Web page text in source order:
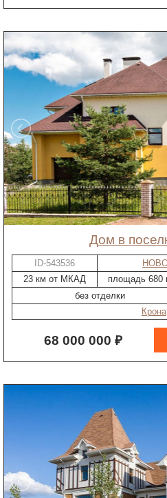
дом в
ID-543536
23 км от МКАД
площадь 680
без отделки
Крона
68 000 000 ₽